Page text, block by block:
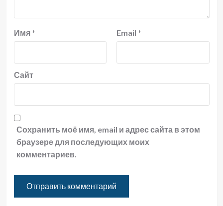
Имя * Email *
Сайт
Сохранить моё имя, email и адрес сайта в этом
браузере для последующих моих
комментариев.